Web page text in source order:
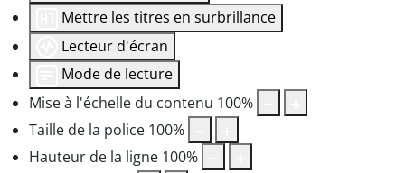
Mettre les titres en surbrillance
Lecteur d'écran
Mode de lecture
Mise à l'échelle du contenu 100%
Taille de la police 100%
Hauteur de la ligne 100%